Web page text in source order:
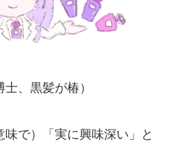
士、黒髪が椿）
で）「実に興味深い」と